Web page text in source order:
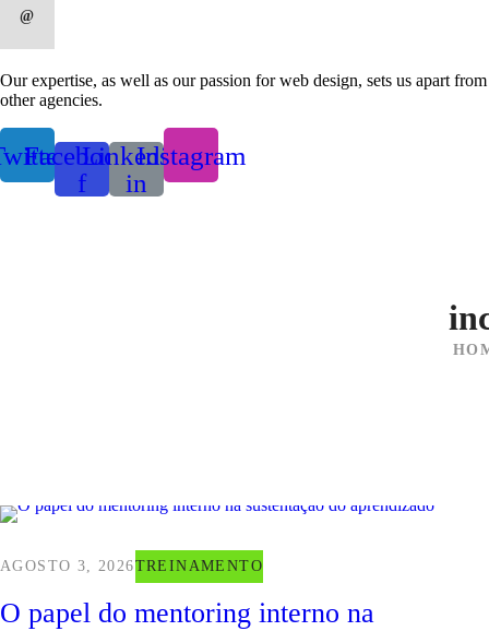
Our expertise, as well as our passion for web design, sets us apart from
other agencies.
Facebook-
f
Linkedin-
in
Instagram
AGOSTO 3, 2026TREINAMENTO
O papel do mentoring interno na